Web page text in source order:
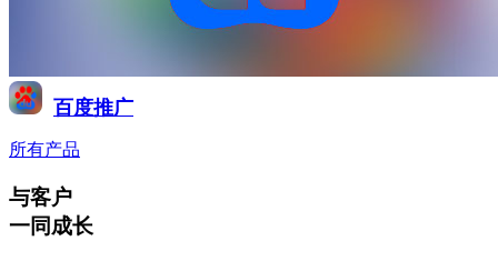
百度推广
所有产品
与客户
一同成长